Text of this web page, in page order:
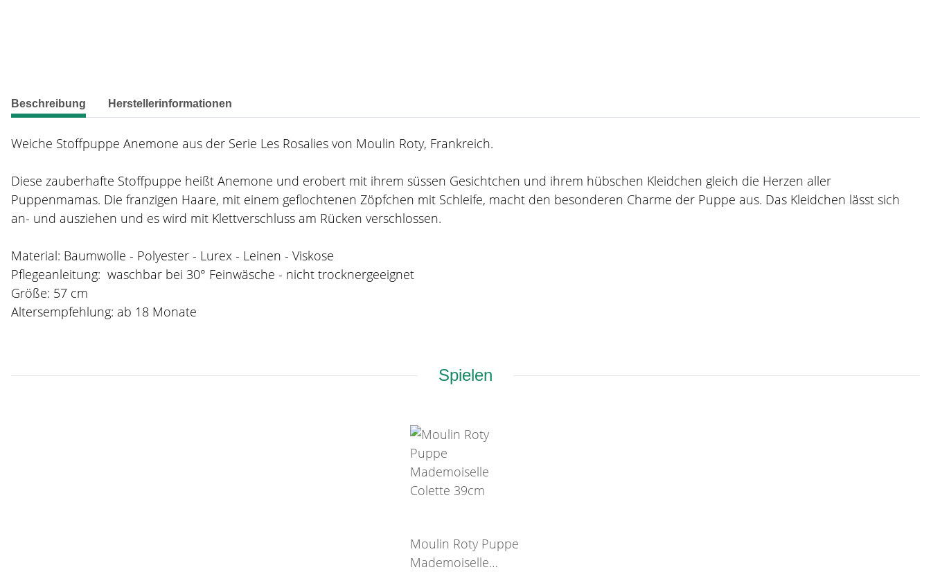
weitere Registerkarten anzeigen
Beschreibung Herstellerinformationen
Weiche Stoffpuppe Anemone aus der Serie Les Rosalies von Moulin Roty, Frankreich.
Diese zauberhafte Stoffpuppe heißt Anemone und erobert mit ihrem süssen Gesichtchen und ihrem hübschen Kleidchen gleich die Herzen aller
Puppenmamas. Die franzigen Haare, mit einem geflochtenen Zöpfchen mit Schleife, macht den besonderen Charme der Puppe aus. Das Kleidchen lässt sich
an- und ausziehen und es wird mit Klettverschluss am Rücken verschlossen.
Material: Baumwolle - Polyester - Lurex - Leinen - Viskose
Pflegeanleitung: waschbar bei 30° Feinwäsche - nicht trocknergeeignet
Größe: 57 cm
Altersempfehlung: ab 18 Monate
Spielen
Moulin Roty Puppe
Mademoiselle